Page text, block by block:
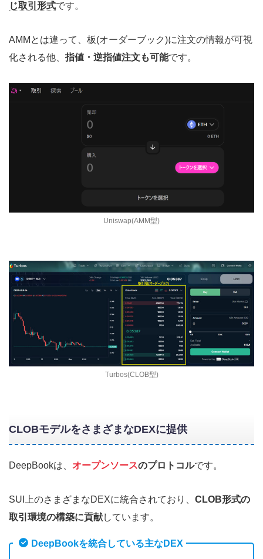
じ取引形式です。
AMMとは違って、板(オーダーブック)に注文の情報が可視
化される他、 指値・逆指値注文も可能です。
Uniswap(AMM型)
Turbos(CLOB型)
CLOBモデルをさまざまなDEXに提供
DeepBookは、 オープンソースのプロトコルです。
SUI上のさまざまなDEXに統合されており、 CLOB形式の
取引環境の構築に貢献しています。
DeepBookを統合している主なDEX